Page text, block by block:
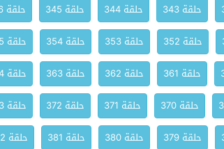
حلقة 343 حلقة 344 حلقة 345 حلقة 346
حلقة 352 حلقة 353 حلقة 354 حلقة 355
حلقة 361 حلقة 362 حلقة 363 حلقة 364
حلقة 370 حلقة 371 حلقة 372 حلقة 373
حلقة 379 حلقة 380 حلقة 381 حلقة 382